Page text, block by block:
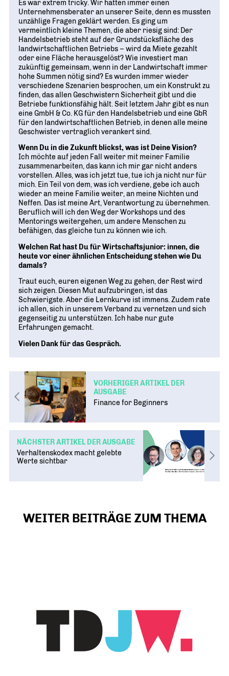
Es war extrem tricky. Wir hatten immer einen
Unternehmensberater an unserer Seite, denn es mussten
unzählige Fragen geklärt werden. Es ging um
vermeintlich kleine Themen, die aber riesig sind: Der
Handelsbetrieb steht auf der Grundstücksfläche des
landwirtschaftlichen Betriebs – wird da Miete gezahlt
oder eine Fläche herausgelöst? Wie investiert man
zukünftig gemeinsam, wenn in der Landwirtschaft immer
hohe Summen nötig sind? Es wurden immer wieder
verschiedene Szenarien besprochen, um ein Konstrukt zu
finden, das allen Geschwistern Sicherheit gibt und die
Betriebe funktionsfähig hält. Seit letztem Jahr gibt es nun
eine GmbH & Co. KG für den Handelsbetrieb und eine GbR
für den landwirtschaftlichen Betrieb, in denen alle meine
Geschwister vertraglich verankert sind.
Wenn Du in die Zukunft blickst, was ist Deine Vision?
Ich möchte auf jeden Fall weiter mit meiner Familie
zusammenarbeiten, das kann ich mir gar nicht anders
vorstellen. Alles, was ich jetzt tue, tue ich ja nicht nur für
mich. Ein Teil von dem, was ich verdiene, gebe ich auch
wieder an meine Familie weiter, an meine Nichten und
Neffen. Das ist meine Art, Verantwortung zu übernehmen.
Beruflich will ich den Weg der Workshops und des
Mentorings weitergehen, um andere Menschen zu
befähigen, das gleiche tun zu können wie ich.
Welchen Rat hast Du für Wirtschaftsjunior: innen, die
heute vor einer ähnlichen Entscheidung stehen wie Du
damals?
Traut euch, euren eigenen Weg zu gehen, der Rest wird
sich zeigen. Diesen Mut aufzubringen, ist das
Schwierigste. Aber die Lernkurve ist immens. Zudem rate
ich allen, sich in unserem Verband zu vernetzen und sich
gegenseitig zu unterstützen. Ich habe nur gute
Erfahrungen gemacht.
Vielen Dank für das Gespräch.
VORHERIGER ARTIKEL DER
AUSGABE
Finance for Beginners
NÄCHSTER ARTIKEL DER AUSGABE
Verhaltenskodex macht gelebte
Werte sichtbar
WEITER BEITRÄGE ZUM THEMA